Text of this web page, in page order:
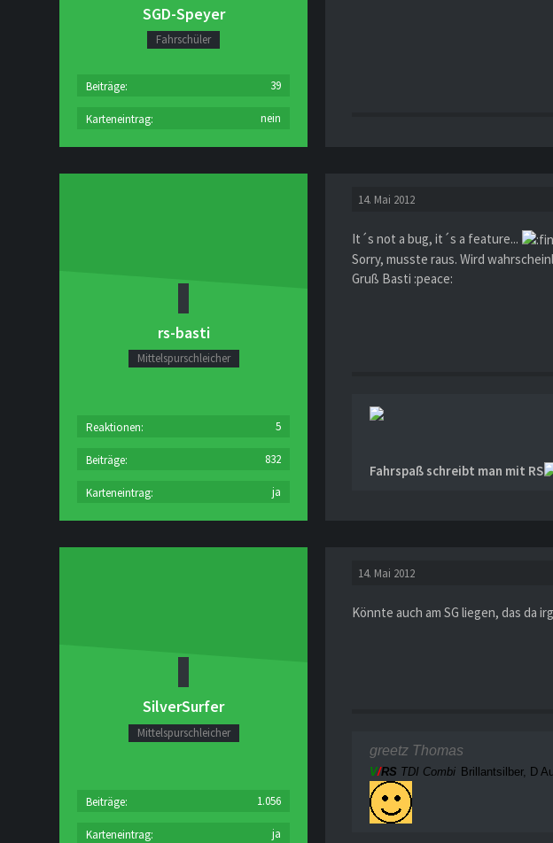
SGD-Speyer
Fahrschüler
Beiträge 39
Karteneintrag nein
rs-basti
Mittelspurschleicher
Reaktionen 5
Beiträge 832
Karteneintrag ja
14. Mai 2012
It´s not a bug, it´s a feature...
Sorry, musste raus. Wird
Gruß Basti :peace:
Fahrspaß schreibt man mit RS
SilverSurfer
Mittelspurschleicher
Beiträge 1.056
Karteneintrag ja
14. Mai 2012
Könnte auch am SG liegen, das da
greetz Thomas
V/RS TDI Combi Brillantsilber, D